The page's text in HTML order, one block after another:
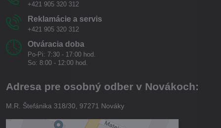
+421 905 320 312
Reklamácie a servis
+421 905 320 312
Otváracia doba
Po-Pi: 7:30 - 17:00 hod.
So: 8:00 - 12:00 hod.
Adresa pre osobný odber v Novákoch:
M.R. Štefánika 318/30, 97271 Nováky